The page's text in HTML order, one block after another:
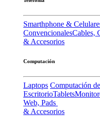
Smarthphone &
ConvencionalesCables,
& Accesorios
Computación
Laptops Computación de
EscritorioTablets
Web, Pads
& Accesorios